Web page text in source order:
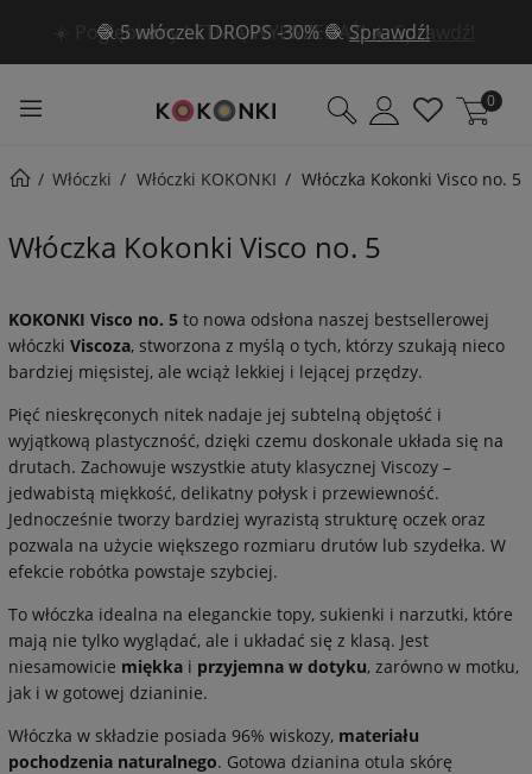
🧶 5 włóczek DROPS -30% 🧶 Sprawdź!
0
Włóczki Włóczki KOKONKI Włóczka Kokonki Visco no. 5
Włóczka Kokonki Visco no. 5
KOKONKI Visco no. 5 to nowa odsłona naszej bestsellerowej
włóczki Viscoza, stworzona z myślą o tych, którzy szukają nieco
bardziej mięsistej, ale wciąż lekkiej i lejącej przędzy.
Pięć nieskręconych nitek nadaje jej subtelną objętość i
wyjątkową plastyczność, dzięki czemu doskonale układa się na
drutach. Zachowuje wszystkie atuty klasycznej Viscozy –
jedwabistą miękkość, delikatny połysk i przewiewność.
Jednocześnie tworzy bardziej wyrazistą strukturę oczek oraz
pozwala na użycie większego rozmiaru drutów lub szydełka. W
efekcie robótka powstaje szybciej.
To włóczka idealna na eleganckie topy, sukienki i narzutki, które
mają nie tylko wyglądać, ale i układać się z klasą. Jest
niesamowicie miękka i przyjemna w dotyku, zarówno w motku,
jak i w gotowej dzianinie.
Włóczka w składzie posiada 96% wiskozy, materiału
pochodzenia naturalnego. Gotowa dzianina otula skórę